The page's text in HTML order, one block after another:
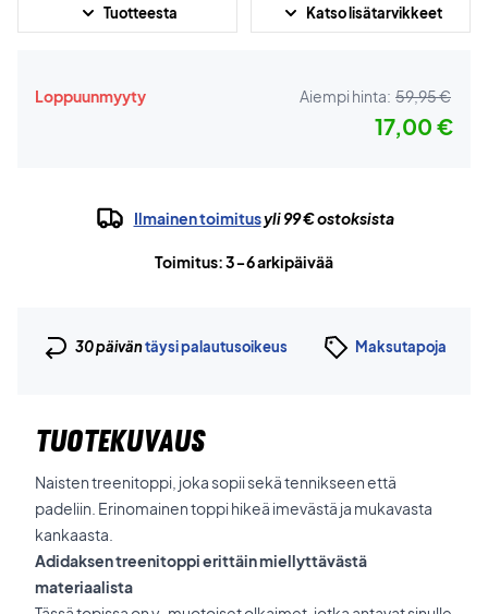
Tuotteesta Katso lisätarvikkeet
Loppuunmyyty Aiempi hinta: 59,95 €
17,00 €
Ilmainen toimitusyli 99 € ostoksista
Toimitus: 3-6 arkipäivää
30 päiväntäysi palautusoikeus Maksutapoja
TUOTEKUVAUS
Naisten treenitoppi, joka sopii sekä tennikseen että
padeliin. Erinomainen toppi hikeä imevästä ja mukavasta
kankaasta.
Adidaksen treenitoppi erittäin miellyttävästä
materiaalista